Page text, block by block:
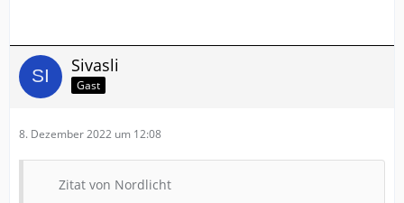
Sivasli
Gast
8. Dezember 2022 um 12:08
Zitat von Nordlicht